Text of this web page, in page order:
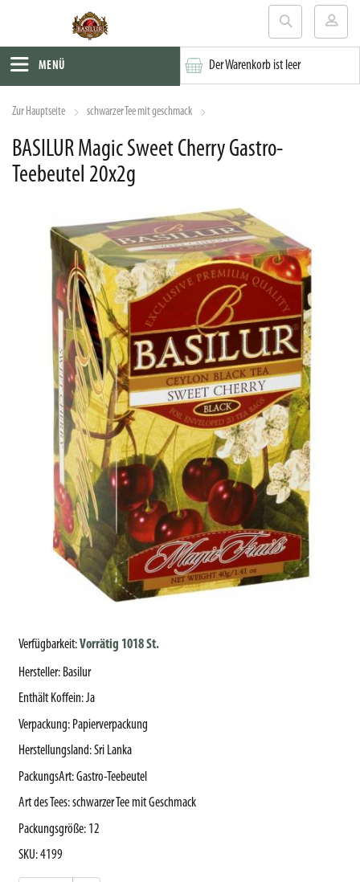
MENÜ Der Warenkorb ist leer
Zur Hauptseite schwarzer Tee mit geschmack
BASILUR Magic Sweet Cherry Gastro-
Teebeutel 20x2g
Verfügbarkeit:Vorrätig 1018 St.
Hersteller: Basilur
Enthält Koffein:Ja
Verpackung: Papierverpackung
Herstellungsland:Sri Lanka
PackungsArt:Gastro-Teebeutel
Art des Tees:schwarzer Tee mit Geschmack
Packungsgröße: 12
SKU:4199